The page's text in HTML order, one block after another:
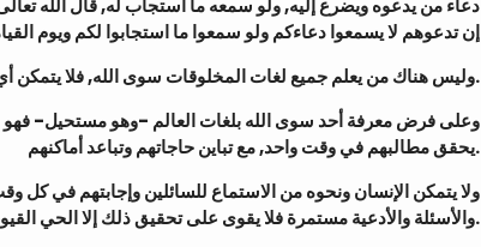
دعاء من يدعوه ويضرع إليه, ولو سمعه ما استجاب له, قال الله
إن تدعوهم لا يسمعوا دعاءكم ولو سمعوا ما استجابوا لكم ويوم
2 – وليس هناك من يعلم جميع لغات المخلوقات سوى الله, فلا يتمكن أي مخلوق من سماع كل سائل ويفهم ما يقول حتى يجيبه إلى مسألته.
يحقق مطالبهم في وقت واحد, مع تباين حاجاتهم وتباعد أماكنهم.
والأسئلة والأدعية مستمرة فلا يقوى على تحقيق ذلك إلا الحي القيوم الذي لا تأخذه سنة ولا نوم.